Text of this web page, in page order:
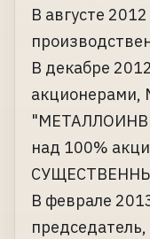
В августе
В декабре
акционерами,
над 100%
В феврале